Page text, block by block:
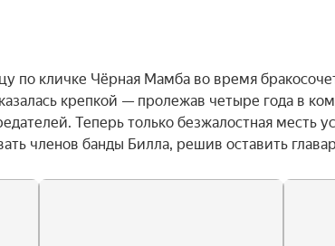
по кличке Чёрная Мамба во время
крепкой — пролежав четыре года в
Теперь только безжалостная месть
членов банды Билла, решив оставить